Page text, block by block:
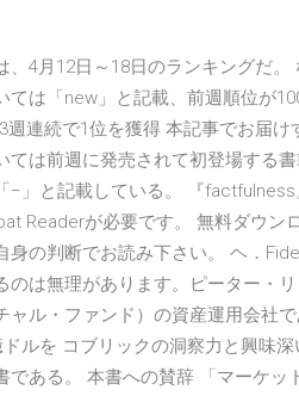
、4月12日～18日のランキングだ
ては「new」と記載、前週順位が
連続で1位を獲得 本記事でお届
ては前週に発売されて初登場する
−」と記載している。 『
Readerが必要です。 無料ダウ
身の判断でお読み下さい。 ヘ．
のは無理があります。ピーター・
ャル・ファンド）の資産運用会社
ルを コブリックの洞察力と興味
である。 本書への賛辞 「マーケ